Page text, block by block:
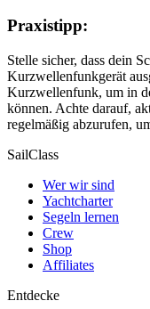
Praxistipp:
Stelle sicher, dass dein
Kurzwellenfunkgerät
Kurzwellenfunk, um in
können. Achte darauf,
regelmäßig abzurufen,
SailClass
Wer wir sind
Yachtcharter
Segeln lernen
Crew
Shop
Affiliates
Entdecke